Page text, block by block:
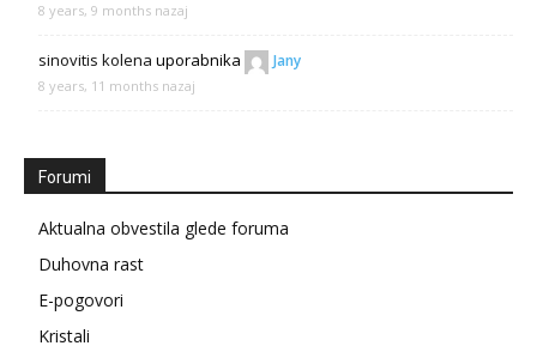
8 years, 9 months nazaj
sinovitis kolena uporabnika Jany
8 years, 11 months nazaj
Forumi
Aktualna obvestila glede foruma
Duhovna rast
E-pogovori
Kristali